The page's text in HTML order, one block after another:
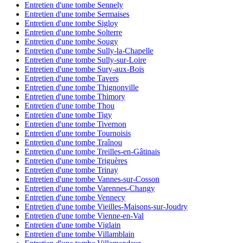
Entretien d'une tombe Sennely
Entretien d'une tombe Sermaises
Entretien d'une tombe Sigloy
Entretien d'une tombe Solterre
Entretien d'une tombe Sougy
Entretien d'une tombe Sully-la-Chapelle
Entretien d'une tombe Sully-sur-Loire
Entretien d'une tombe Sury-aux-Bois
Entretien d'une tombe Tavers
Entretien d'une tombe Thignonville
Entretien d'une tombe Thimory
Entretien d'une tombe Thou
Entretien d'une tombe Tigy
Entretien d'une tombe Tivernon
Entretien d'une tombe Tournoisis
Entretien d'une tombe Traînou
Entretien d'une tombe Treilles-en-Gâtinais
Entretien d'une tombe Triguères
Entretien d'une tombe Trinay
Entretien d'une tombe Vannes-sur-Cosson
Entretien d'une tombe Varennes-Changy
Entretien d'une tombe Vennecy
Entretien d'une tombe Vieilles-Maisons-sur-Joudry
Entretien d'une tombe Vienne-en-Val
Entretien d'une tombe Viglain
Entretien d'une tombe Villamblain